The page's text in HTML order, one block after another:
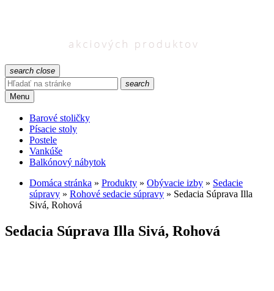
search close
search
Menu
Barové stoličky
Písacie stoly
Postele
Vankúše
Balkónový nábytok
Domáca stránka » Produkty » Obývacie izby » Sedacie
súpravy » Rohové sedacie súpravy » Sedacia Súprava Illa
Sivá, Rohová
Sedacia Súprava Illa Sivá, Rohová